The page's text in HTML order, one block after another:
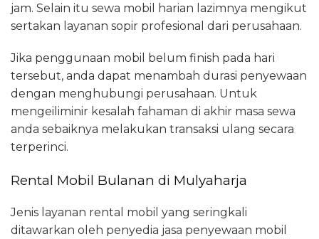
jam. Selain itu sewa mobil harian lazimnya mengikut
sertakan layanan sopir profesional dari perusahaan.
Jika penggunaan mobil belum finish pada hari
tersebut, anda dapat menambah durasi penyewaan
dengan menghubungi perusahaan. Untuk
mengeiliminir kesalah fahaman di akhir masa sewa
anda sebaiknya melakukan transaksi ulang secara
terperinci.
Rental Mobil Bulanan di Mulyaharja
Jenis layanan rental mobil yang seringkali
ditawarkan oleh penyedia jasa penyewaan mobil